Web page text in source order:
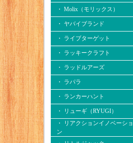
・ Molix（モリックス）
・ ヤバイブランド
・ ライブターゲット
・ ラッキークラフト
・ ラッドルアーズ
・ ラパラ
・ ランカーハント
・ リューギ（RYUGI）
・ リアクションイノベーショ
ン